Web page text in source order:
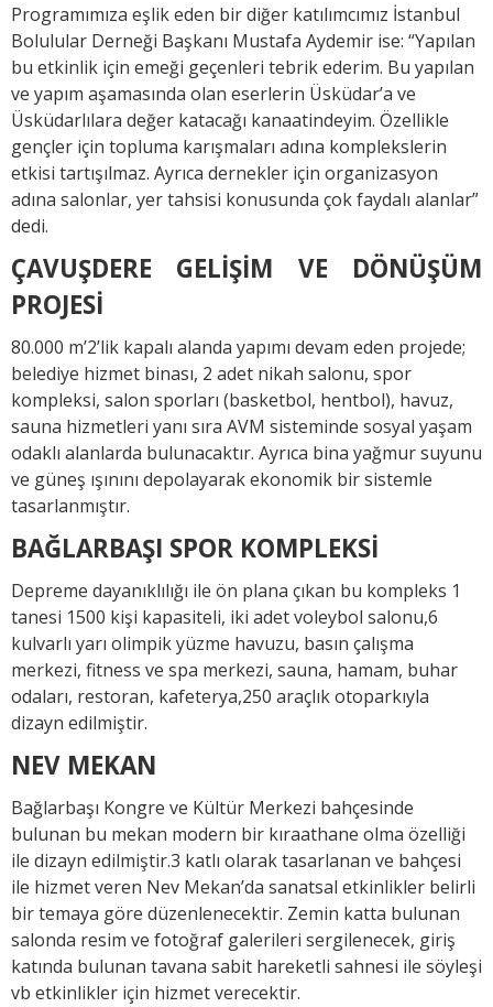
Programımıza eşlik eden bir diğer katılımcımız İstanbul
Bolulular Derneği Başkanı Mustafa Aydemir ise: “Yapılan
bu etkinlik için emeği geçenleri tebrik ederim. Bu yapılan
ve yapım aşamasında olan eserlerin Üsküdar’a ve
Üsküdarlılara değer katacağı kanaatindeyim. Özellikle
gençler için topluma karışmaları adına komplekslerin
etkisi tartışılmaz. Ayrıca dernekler için organizasyon
adına salonlar, yer tahsisi konusunda çok faydalı alanlar”
dedi.
ÇAVUŞDERE GELİŞİM VE DÖNÜŞÜM
PROJESİ
80.000 m’2’lik kapalı alanda yapımı devam eden projede;
belediye hizmet binası, 2 adet nikah salonu, spor
kompleksi, salon sporları (basketbol, hentbol), havuz,
sauna hizmetleri yanı sıra AVM sisteminde sosyal yaşam
odaklı alanlarda bulunacaktır. Ayrıca bina yağmur suyunu
ve güneş ışınını depolayarak ekonomik bir sistemle
tasarlanmıştır.
BAĞLARBAŞI SPOR KOMPLEKSİ
Depreme dayanıklılığı ile ön plana çıkan bu kompleks 1
tanesi 1500 kişi kapasiteli, iki adet voleybol salonu,6
kulvarlı yarı olimpik yüzme havuzu, basın çalışma
merkezi, fitness ve spa merkezi, sauna, hamam, buhar
odaları, restoran, kafeterya,250 araçlık otoparkıyla
dizayn edilmiştir.
NEV MEKAN
Bağlarbaşı Kongre ve Kültür Merkezi bahçesinde
bulunan bu mekan modern bir kıraathane olma özelliği
ile dizayn edilmiştir.3 katlı olarak tasarlanan ve bahçesi
ile hizmet veren Nev Mekan’da sanatsal etkinlikler belirli
bir temaya göre düzenlenecektir. Zemin katta bulunan
salonda resim ve fotoğraf galerileri sergilenecek, giriş
katında bulunan tavana sabit hareketli sahnesi ile söyleşi
vb etkinlikler için hizmet verecektir.